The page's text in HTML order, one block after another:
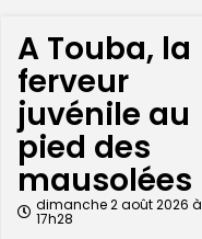
A Touba, la
ferveur
juvénile au
pied des
mausolées
dimanche 2 août 2026 à
17h28